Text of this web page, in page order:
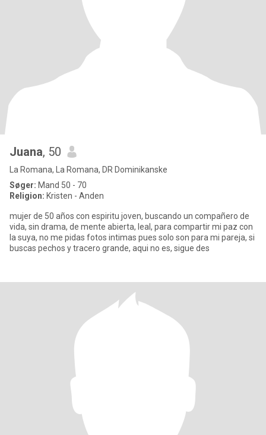
Juana, 50
La Romana, La Romana, DR Dominikanske
Søger: Mand 50 - 70
Religion: Kristen - Anden
mujer de 50 años con espiritu joven, buscando un compañero de
vida, sin drama, de mente abierta, leal, para compartir mi paz con
la suya, no me pidas fotos intimas pues solo son para mi pareja, si
buscas pechos y tracero grande, aqui no es, sigue des